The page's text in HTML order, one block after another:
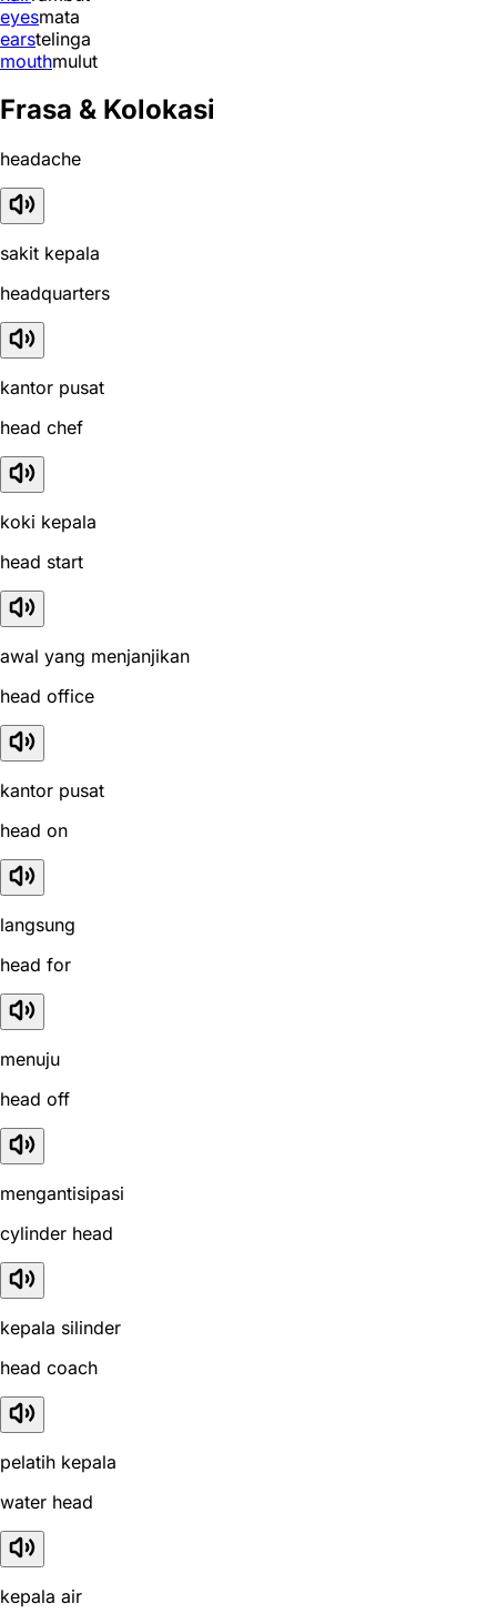
eyesmata
earstelinga
mouthmulut
Frasa & Kolokasi
headache
sakit kepala
headquarters
kantor pusat
head chef
koki kepala
head start
awal yang menjanjikan
head office
kantor pusat
head on
langsung
head for
menuju
head off
mengantisipasi
cylinder head
kepala silinder
head coach
pelatih kepala
water head
kepala air